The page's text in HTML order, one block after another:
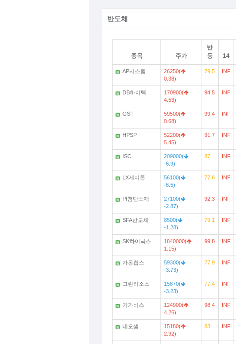
반도체
종목 주가
반
등
14
N AP시스템
26250(
0.38)
79.5 INF
N DB하이텍
170900(
4.53)
94.5 INF
N GST
59500(
0.68)
99.4 INF
N HPSP
52200(
5.45)
91.7 INF
N ISC
209000(
-6.9)
87 INF
N LX세미콘
56100(
-6.5)
77.6 INF
N PI첨단소재
27100(
-2.87)
92.3 INF
N SFA반도체
8500(
-1.28)
79.1 INF
N SK하이닉스
1840000(
1.15)
99.8 INF
N 가온칩스
59300(
-3.73)
77.9 INF
N 그린리소스
15870(
-3.23)
77.4 INF
N 기가비스
124900(
4.26)
98.4 INF
N 네오셈
15180(
2.92)
83 INF